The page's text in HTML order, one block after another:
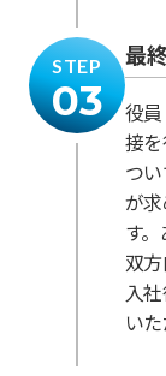
STEP
03
最
役
接
つ
が
す
双
入
い